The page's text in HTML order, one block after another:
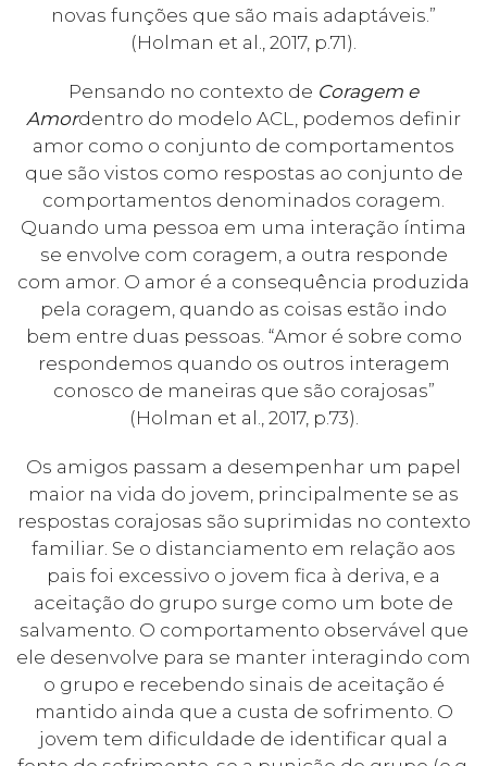
novas funções que são mais adaptáveis.”
(Holman et al., 2017, p.71).
Pensando no contexto de Coragem e
Amordentro do modelo ACL, podemos definir
amor como o conjunto de comportamentos
que são vistos como respostas ao conjunto de
comportamentos denominados coragem.
Quando uma pessoa em uma interação íntima
se envolve com coragem, a outra responde
com amor. O amor é a consequência produzida
pela coragem, quando as coisas estão indo
bem entre duas pessoas. “Amor é sobre como
respondemos quando os outros interagem
conosco de maneiras que são corajosas”
(Holman et al., 2017, p.73).
Os amigos passam a desempenhar um papel
maior na vida do jovem, principalmente se as
respostas corajosas são suprimidas no contexto
familiar. Se o distanciamento em relação aos
pais foi excessivo o jovem fica à deriva, e a
aceitação do grupo surge como um bote de
salvamento. O comportamento observável que
ele desenvolve para se manter interagindo com
o grupo e recebendo sinais de aceitação é
mantido ainda que a custa de sofrimento. O
jovem tem dificuldade de identificar qual a